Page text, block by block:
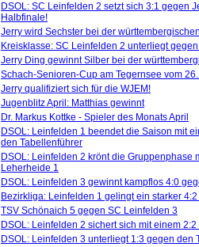
DSOL: SC Leinfelden 2 setzt sich 3:1 gegen
Halbfinale!
Jerry wird Sechster bei der
Kreisklasse: SC Leinfelden 2 unterliegt
Jerry Ding gewinnt Silber bei der
Schach-Senioren-Cup am Tegernsee vom
Jerry qualifiziert sich für die WJEM!
Jugenblitz April: Matthias gewinnt
Dr. Markus Kottke - Spieler des Monats April
DSOL: Leinfelden 1 beendet die Saison mit
den Tabellenführer
DSOL: Leinfelden 2 krönt die Gruppenphase
Leherheide 1
DSOL: Leinfelden 3 gewinnt kampflos 4:0
Bezirkliga: Leinfelden 1 gelingt ein starker
TSV Schönaich 5 gegen SC Leinfelden 3
DSOL: Leinfelden 2 sichert sich mit einem
DSOL: Leinfelden 3 unterliegt 1:3 gegen den